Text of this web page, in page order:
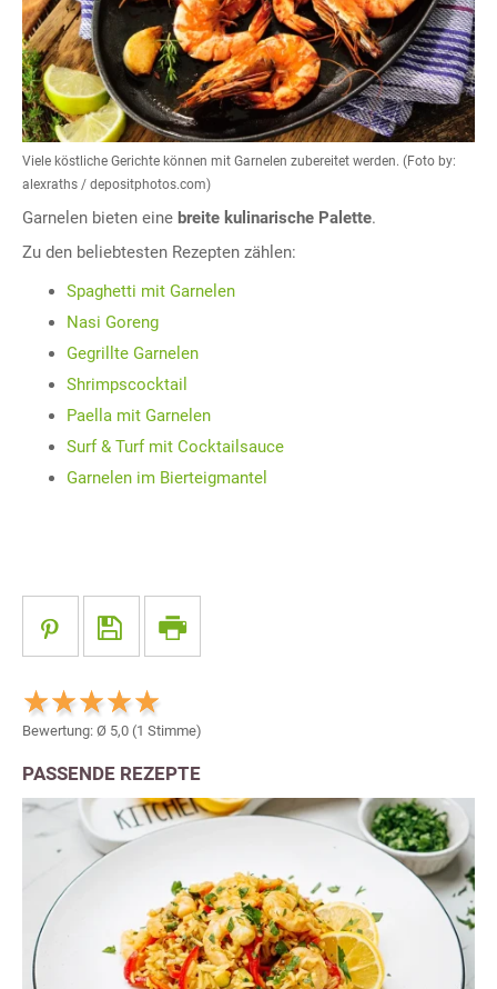
Viele köstliche Gerichte können mit Garnelen zubereitet werden. (Foto by:
alexraths / depositphotos.com)
Garnelen bieten eine breite kulinarische Palette.
Zu den beliebtesten Rezepten zählen:
Spaghetti mit Garnelen
Nasi Goreng
Gegrillte Garnelen
Shrimpscocktail
Paella mit Garnelen
Surf & Turf mit Cocktailsauce
Garnelen im Bierteigmantel
Bewertung: Ø 5,0 (1 Stimme)
PASSENDE REZEPTE